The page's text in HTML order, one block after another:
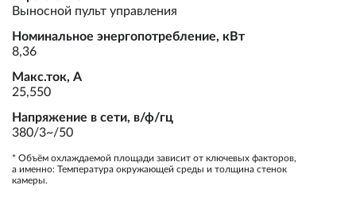
Выносной пульт управления
Номинальное энергопотребление, кВт
8,36
Макс.ток, А
25,550
Напряжение в сети, в/ф/гц
380/3~/50
* Объём охлаждаемой площади зависит от ключевых факторов,
а именно: Температура окружающей среды и толщина стенок
камеры.